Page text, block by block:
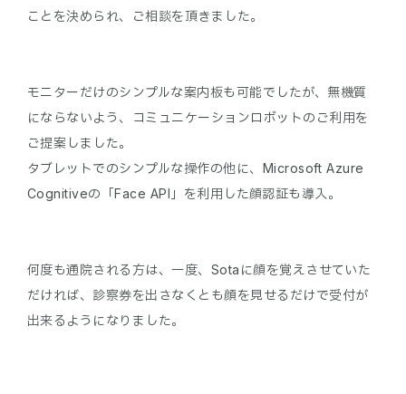
モニターだけのシンプルな案内板も可能でしたが、無機質
にならないよう、コミュニケーションロボットのご利用を
ご提案しました。
タブレットでのシンプルな操作の他に、Microsoft Azure
何度も通院される方は、一度、Sotaに顔を覚えさせていた
だければ、診察券を出さなくとも顔を見せるだけで受付が
出来るようになりました。